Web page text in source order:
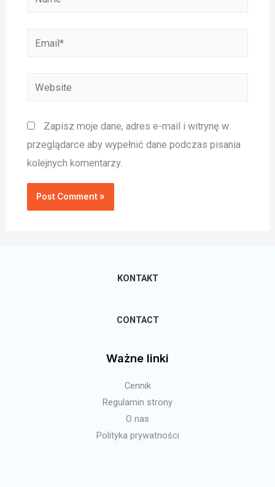
Email*
Website
Zapisz moje dane, adres e-mail i witrynę w
przeglądarce aby wypełnić dane podczas pisania
kolejnych komentarzy.
KONTAKT
CONTACT
Ważne linki
Cennik
Regulamin strony
O nas
Polityka prywatności